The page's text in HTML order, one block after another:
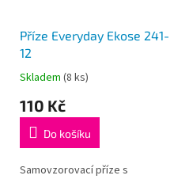
Příze Everyday Ekose 241-
12
Průměrné
produktu
5,0
5
Skladem (8 ks)
110 Kč
Do košíku
Samovzorovací příze s